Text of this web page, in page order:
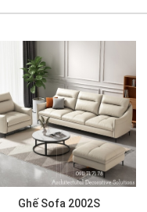
Ghế Sofa 2002S